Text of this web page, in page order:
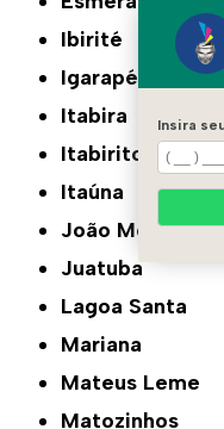
Ibirité
Igarapé
Itabira
Itabirito
Itaúna
João
Juatuba
Lagoa Santa
Mariana
Mateus Leme
Matozinhos
Insira